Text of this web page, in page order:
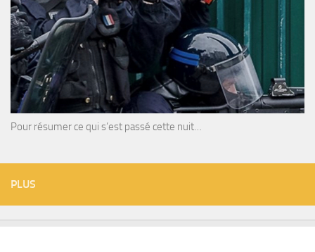
Pour résumer ce qui s’est passé cette nuit…
PLUS